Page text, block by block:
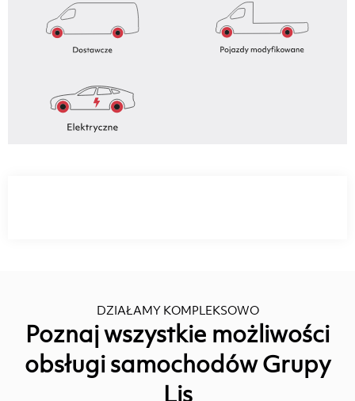
DZIAŁAMY KOMPLEKSOWO
Poznaj wszystkie możliwości
obsługi samochodów Grupy
Lis